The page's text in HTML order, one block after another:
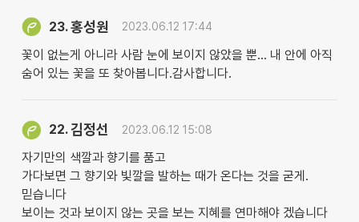
23.홍성원 2023.06.12 17:44
꽃이 없는게 아니라 사람 눈에 보이지 않았을 뿐... 내 안에 아직
숨어 있는 꽃을 또 찾아봅니다.감사합니다.
22.김정선 2023.06.12 15:08
자기만의 색깔과 향기를 품고
가다보면 그 향기와 빛깔을 발하는 때가 온다는 것을 굳게.
믿습니다
보이는 것과 보이지 않는 곳을 보는 지혜를 연마해야 겠습니다